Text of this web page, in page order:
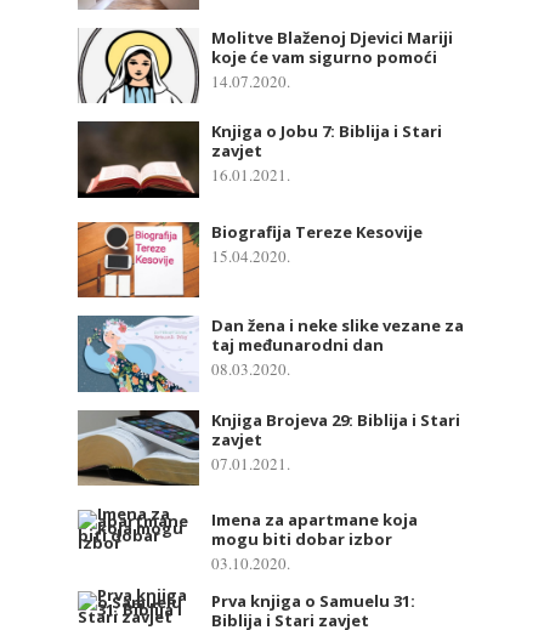
Molitve Blaženoj Djevici Mariji
koje će vam sigurno pomoći
14.07.2020.
Knjiga o Jobu 7: Biblija i Stari
zavjet
16.01.2021.
Biografija Tereze Kesovije
15.04.2020.
Dan žena i neke slike vezane za
taj međunarodni dan
08.03.2020.
Knjiga Brojeva 29: Biblija i Stari
zavjet
07.01.2021.
Imena za apartmane koja
mogu biti dobar izbor
03.10.2020.
Prva knjiga o Samuelu 31:
Biblija i Stari zavjet